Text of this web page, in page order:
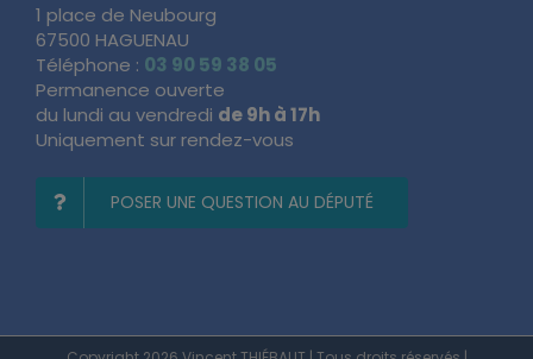
1 place de Neubourg
67500 HAGUENAU
Téléphone : 03 90 59 38 05
Permanence ouverte
du lundi au vendredi de 9h à 17h
Uniquement sur rendez-vous
POSER UNE QUESTION AU DÉPUTÉ